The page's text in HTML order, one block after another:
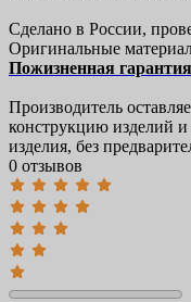
Сделано в России,
Оригинальные
Пожизненная гарантия
Производитель
конструкцию изделий
изделия, без
0 отзывов